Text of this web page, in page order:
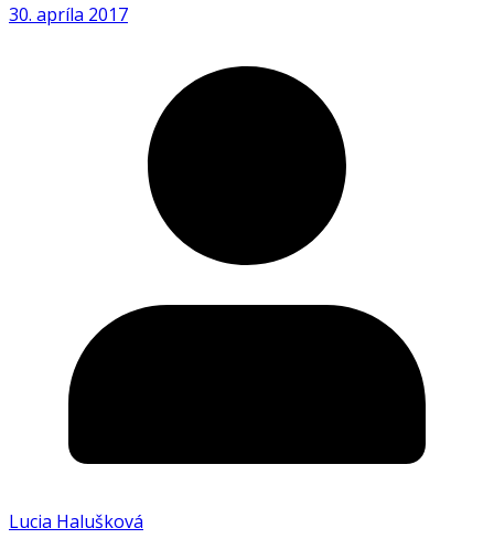
30. apríla 2017
Lucia Halušková